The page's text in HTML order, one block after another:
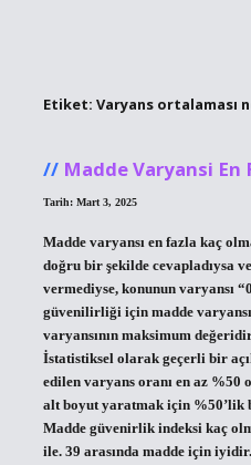
Etiket: Varyans ortalaması
Madde Varyansi En
Tarih: Mart 3, 2025
Madde varyansı en fazla kaç
doğru bir şekilde cevapladıysa
vermediyse, konunun varyansı
güvenilirliği için madde
varyansının maksimum
İstatistiksel olarak geçerli bir
edilen varyans oranı en az %50
alt boyut yaratmak için %50’lik
Madde güvenirlik indeksi kaç
ile. 39 arasında madde için